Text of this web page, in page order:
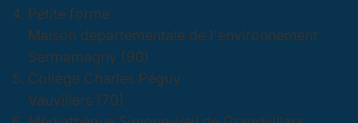
Petite forme
Maison départementale de l'environnement
Sermamagny (90)
Collège Charles Péguy
Vauvillers (70)